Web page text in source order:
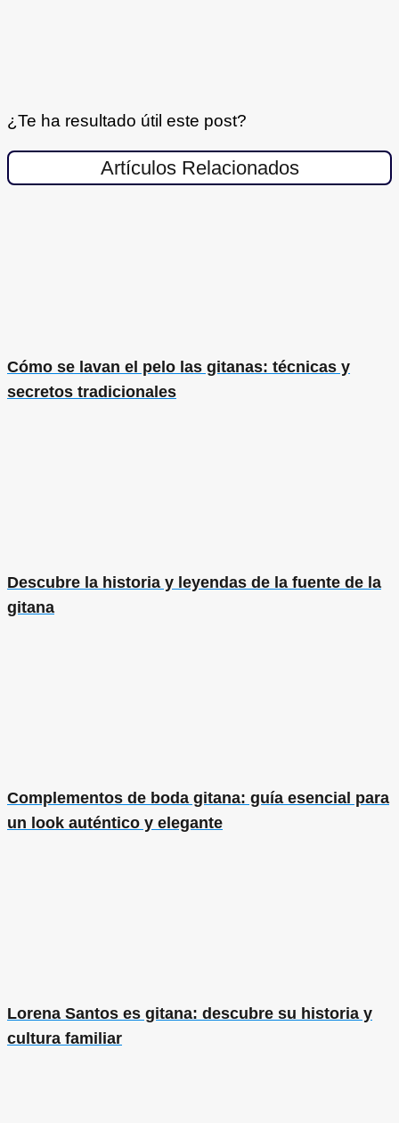
¿Te ha resultado útil este post?
Artículos Relacionados
Cómo se lavan el pelo las gitanas: técnicas y
secretos tradicionales
Descubre la historia y leyendas de la fuente de la
gitana
Complementos de boda gitana: guía esencial para
un look auténtico y elegante
Lorena Santos es gitana: descubre su historia y
cultura familiar